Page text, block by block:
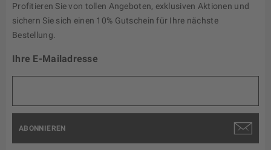
Profitieren Sie von tollen Angeboten, exklusiven Aktionen und
sichern Sie sich einen 10% Gutschein für Ihre nächste
Bestellung.
Ihre E-Mailadresse
ABONNIEREN